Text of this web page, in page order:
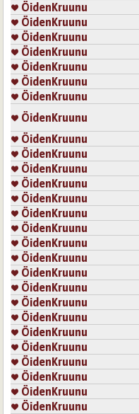
ÖidenKruunu
ÖidenKruunu
ÖidenKruunu
ÖidenKruunu
ÖidenKruunu
ÖidenKruunu
ÖidenKruunu
ÖidenKruunu
ÖidenKruunu
ÖidenKruunu
ÖidenKruunu
ÖidenKruunu
ÖidenKruunu
ÖidenKruunu
ÖidenKruunu
ÖidenKruunu
ÖidenKruunu
ÖidenKruunu
ÖidenKruunu
ÖidenKruunu
ÖidenKruunu
ÖidenKruunu
ÖidenKruunu
ÖidenKruunu
ÖidenKruunu
ÖidenKruunu
ÖidenKruunu